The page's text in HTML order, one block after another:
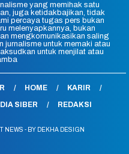
yang memihak satu
juga ketidakbajikan, tidak
percaya tugas pers bukan
melenyapkannya, bukan
mengkomunikasikan saling
jurnalisme untuk memaki atau
untuk menjilat atau
HOME
KARIR
SIBER REDAKSI
NEWS - BY DEKHA DESIGN